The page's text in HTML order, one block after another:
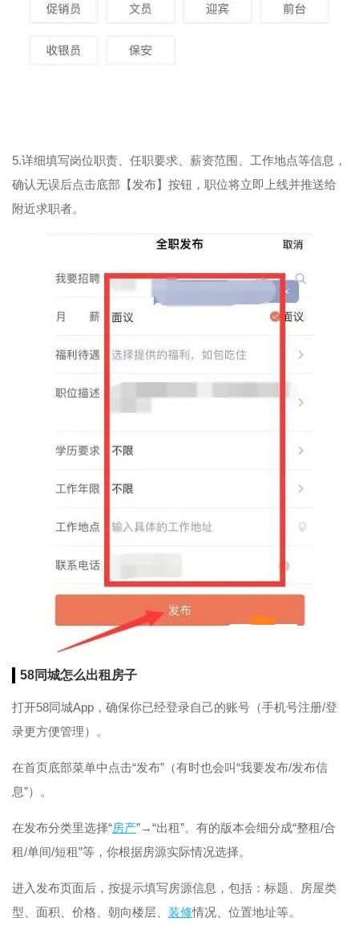
5.详细填写岗位职责、任职要求、薪资范围、工作地点等信息，
确认无误后点击底部【发布】按钮，职位将立即上线并推送给
附近求职者。
58同城怎么出租房子
打开58同城App，确保你已经登录自己的账号（手机号注册/登
录更方便管理）。
在首页底部菜单中点击“发布”（有时也会叫“我要发布/发布信
息”）。
在发布分类里选择“房产”→“出租”。有的版本会细分成“整租/合
租/单间/短租”等，你根据房源实际情况选择。
进入发布页面后，按提示填写房源信息，包括：标题、房屋类
型、面积、价格、朝向楼层、 装修情况、位置地址等。